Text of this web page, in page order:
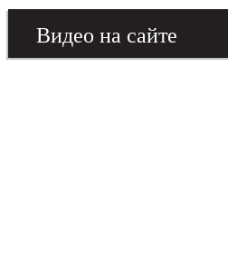
Видео на сайте